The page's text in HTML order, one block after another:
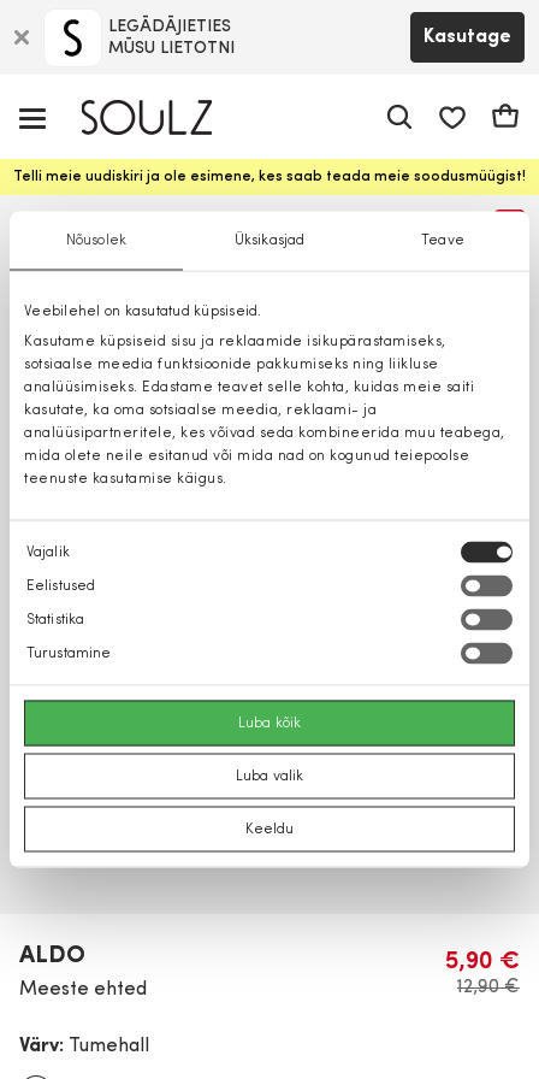
Nõusolek Üksikasjad Teave
Veebilehel on kasutatud küpsiseid.
Kasutame küpsiseid sisu ja reklaamide isikupärastamiseks,
sotsiaalse meedia funktsioonide pakkumiseks ning liikluse
analüüsimiseks. Edastame teavet selle kohta, kuidas meie saiti
kasutate, ka oma sotsiaalse meedia, reklaami- ja
analüüsipartneritele, kes võivad seda kombineerida muu teabega,
mida olete neile esitanud või mida nad on kogunud teiepoolse
teenuste kasutamise käigus.
Nõusoleku
valik
Vajalik
Eelistused
Statistika
Turustamine
Luba kõik
Luba valik
Keeldu
LEGĀDĀJIETIES
MŪSU LIETOTNI
Kasutage
Telli meie uudiskiri ja ole esimene, kes saab teada meie soodusmüügist!
ALDO
Meeste ehted
5,90 €
12,90 €
Värv: Tumehall